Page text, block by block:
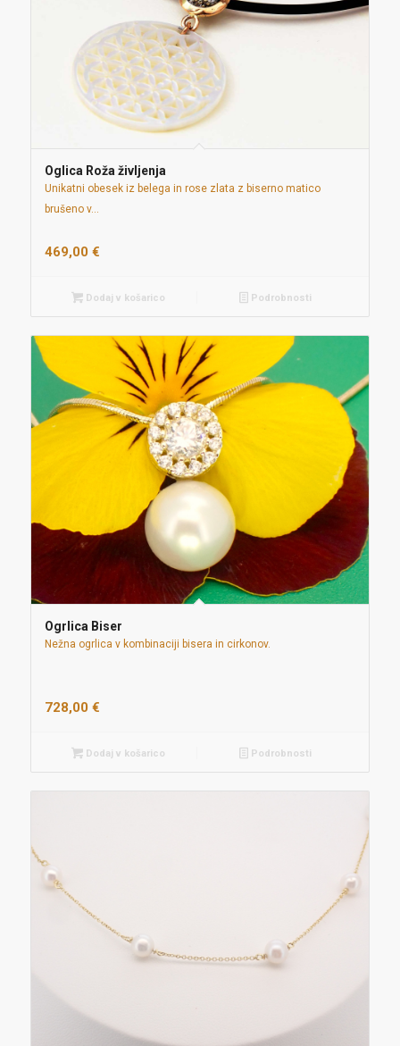
Oglica Roža življenja
Unikatni obesek iz belega in rose zlata z biserno matico
brušeno v…
469,00 €
Dodaj v košarico Podrobnosti
Ogrlica Biser
Nežna ogrlica v kombinaciji bisera in cirkonov.
728,00 €
Dodaj v košarico Podrobnosti